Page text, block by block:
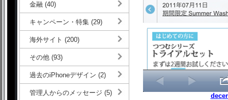
金融 (40)
キャンペーン・特集 (29)
海外サイト (200)
その他 (93)
過去のiPhoneデザイン (2)
管理人からのメッセージ (5)